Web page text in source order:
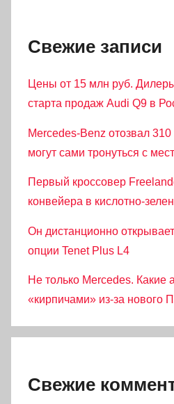
Свежие записи
Цены от 15 млн руб.
старта продаж Audi Q9 в
Mercedes-Benz отозвал
могут сами тронуться с
Первый кроссовер
конвейера в кислотно-
Он дистанционно
опции Tenet Plus L4
Не только Mercedes. Какие
«кирпичами» из-за нового
Свежие